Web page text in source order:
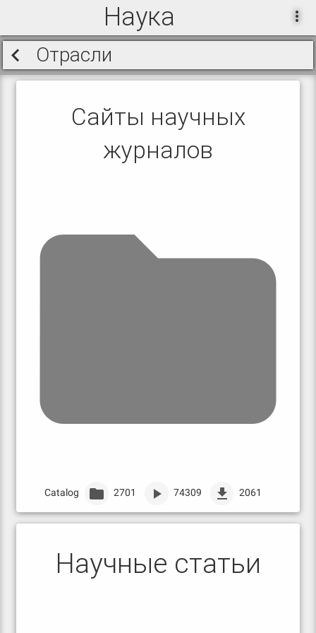
Наука
Отрасли
Сайты научных
журналов
Catalog 2701 74309 2061
Научные статьи